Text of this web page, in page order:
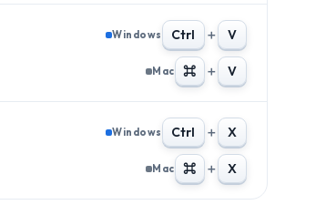
Windows Ctrl ＋ V
Mac ⌘ ＋ V
Windows Ctrl ＋ X
Mac ⌘ ＋ X